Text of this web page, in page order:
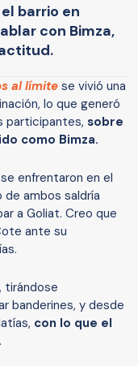
barrio en
con Bimza,
al límite se vivió una
lo que generó
participantes, sobre
como Bimza.
se enfrentaron en el
de ambos saldría
a Goliat. Creo que
ante su
tirándose
banderines, y desde
con lo que el